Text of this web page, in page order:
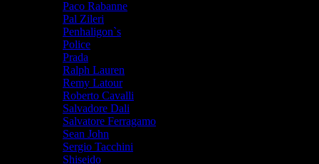
Paco Rabanne
Pal Zileri
Penhaligon`s
Police
Prada
Ralph Lauren
Remy Latour
Roberto Cavalli
Salvadore Dali
Salvatore Ferragamo
Sean John
Sergio Tacchini
Shiseido